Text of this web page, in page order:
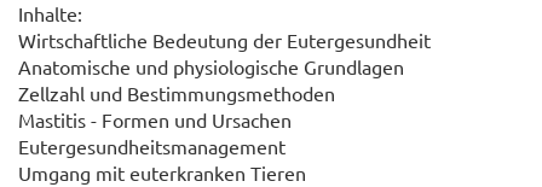
Inhalte:
Wirtschaftliche Bedeutung der Eutergesundheit
Anatomische und physiologische Grundlagen
Zellzahl und Bestimmungsmethoden
Mastitis - Formen und Ursachen
Eutergesundheitsmanagement
Umgang mit euterkranken Tieren